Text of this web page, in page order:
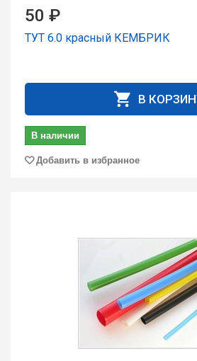
50 ₽
ТУТ 6.0 кpасный КЕМБРИК
В
В наличии
Добавить в избранное